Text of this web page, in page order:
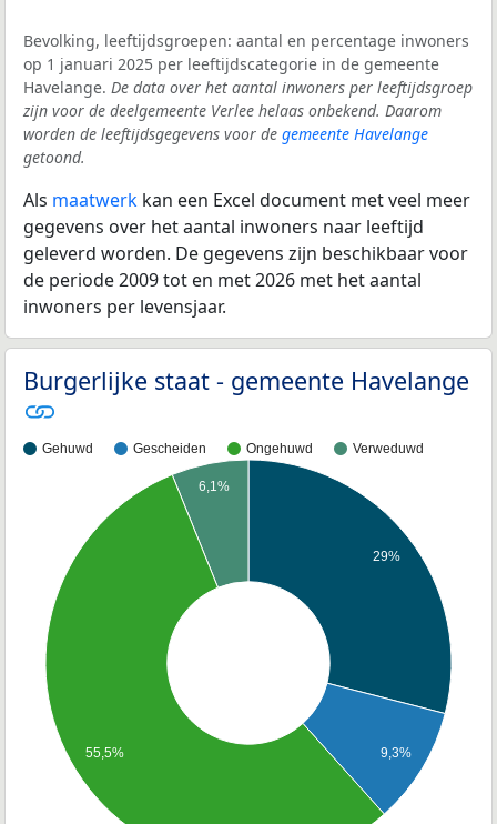
Bevolking, leeftijdsgroepen: aantal en percentage inwoners
op 1 januari 2025 per leeftijdscategorie in de gemeente
Havelange. De data over het aantal inwoners per leeftijdsgroep
zijn voor de deelgemeente Verlee helaas onbekend. Daarom
worden de leeftijdsgegevens voor de gemeente Havelange
getoond.
Als maatwerk kan een Excel document met veel meer
gegevens over het aantal inwoners naar leeftijd
geleverd worden. De gegevens zijn beschikbaar voor
de periode 2009 tot en met 2026 met het aantal
inwoners per levensjaar.
Burgerlijke staat - gemeente Havelange
Gehuwd Gescheiden Ongehuwd Verweduwd
29%
9,3%
6,1%
55,5%